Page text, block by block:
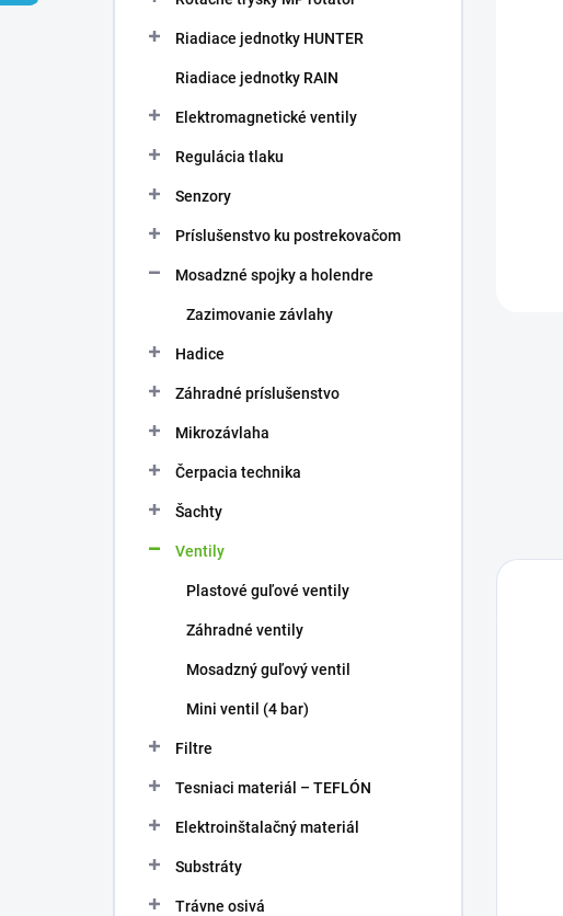
Riadiace jednotky HUNTER
Riadiace jednotky RAIN
Elektromagnetické ventily
Regulácia tlaku
Senzory
Príslušenstvo ku postrekovačom
Mosadzné spojky a holendre
Zazimovanie závlahy
Hadice
Záhradné príslušenstvo
Mikrozávlaha
Čerpacia technika
Šachty
Ventily
Plastové guľové ventily
Záhradné ventily
Mosadzný guľový ventil
Mini ventil (4 bar)
Filtre
Tesniaci materiál – TEFLÓN
Elektroinštalačný materiál
Substráty
Trávne osivá